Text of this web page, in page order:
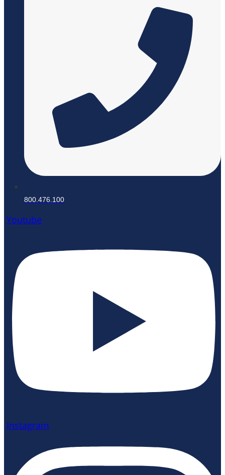
800.476.100
Youtube
Instagram